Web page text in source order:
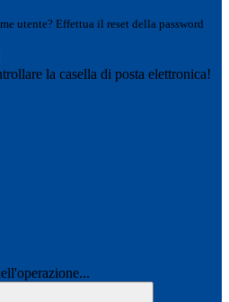
utente? Effettua il reset della password
la casella di posta elettronica!